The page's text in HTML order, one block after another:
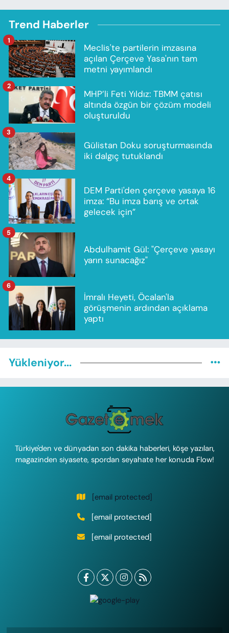
Trend Haberler
Meclis'te partilerin imzasına
açılan Çerçeve Yasa'nın tam
metni yayımlandı
1
MHP’li Feti Yıldız: TBMM çatısı
altında özgün bir çözüm modeli
oluşturuldu
2
Gülistan Doku soruşturmasında
iki dalgıç tutuklandı
3
DEM Parti'den çerçeve yasaya 16
imza: “Bu imza barış ve ortak
gelecek için”
4
Abdulhamit Gül: "Çerçeve yasayı
yarın sunacağız"
5
İmralı Heyeti, Öcalan'la
görüşmenin ardından açıklama
yaptı
6
Yükleniyor...
Türkiye'den ve dünyadan son dakika haberleri, köşe yazıları,
magazinden siyasete, spordan seyahate her konuda Flow!
[email protected]
[email protected]
[email protected]